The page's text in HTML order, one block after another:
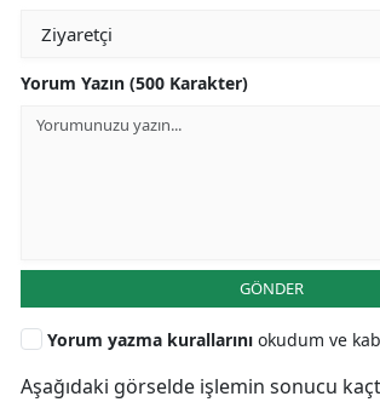
Yorum Yazın (500 Karakter)
GÖNDER
Yorum yazma kurallarını okudum ve
Aşağıdaki görselde işlemin sonucu